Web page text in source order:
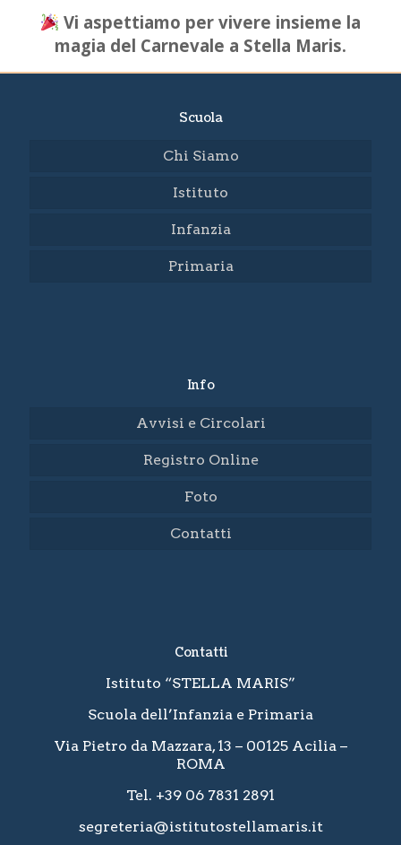
Vi aspettiamo per vivere insieme la
magia del Carnevale a Stella Maris.
Scuola
Chi Siamo
Istituto
Infanzia
Primaria
Info
Avvisi e Circolari
Registro Online
Foto
Contatti
Contatti
Istituto “STELLA MARIS”
Scuola dell’Infanzia e Primaria
Via Pietro da Mazzara, 13 – 00125 Acilia –
ROMA
Tel. +39 06 7831 2891
segreteria@istitutostellamaris.it